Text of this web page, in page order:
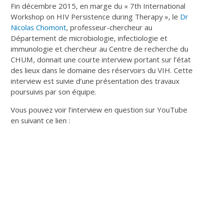
Fin décembre 2015, en marge du « 7th International
Workshop on HIV Persistence during Therapy », le Dr
Nicolas Chomont, professeur-chercheur au
Département de microbiologie, infectiologie et
immunologie et chercheur au Centre de recherche du
CHUM, donnait une courte interview portant sur l’état
des lieux dans le domaine des réservoirs du VIH. Cette
interview est suivie d’une présentation des travaux
poursuivis par son équipe.
Vous pouvez voir l’interview en question sur YouTube
en suivant ce lien :